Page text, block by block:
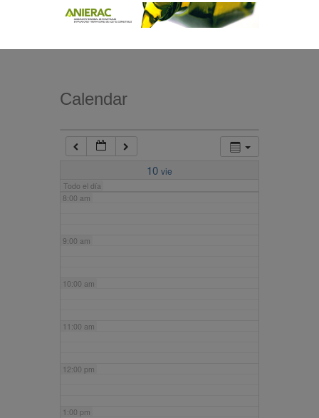
Calendar
10 vie
Todo el día
7:00 am
8:00 am
9:00 am
10:00 am
11:00 am
12:00 pm
1:00 pm